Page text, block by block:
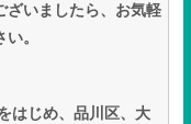
ざいましたら、お気軽
。
はじめ、品川区、大